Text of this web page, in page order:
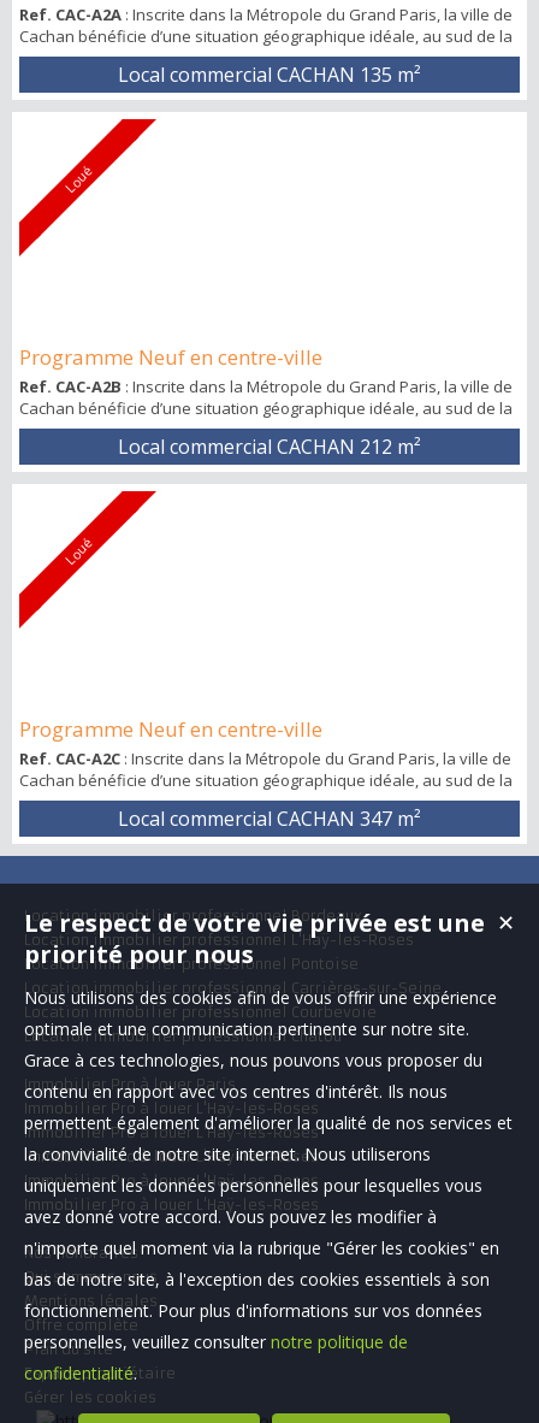
Ref. CAC-A2A : Inscrite dans la Métropole du Grand Paris, la ville de
Cachan bénéficie d’une situation géographique idéale, au sud de la
capitale et à seulement 3 km de la porte d’Orléans. Cachan, ville
citoyenne et éco-responsable (gestion de l’eau et des déchets,
aménagement urbain, « Ferme à la ville », « Fête des Jardins », etc.)
dispose d’un patrimoine naturel très riche. L’Avant Scène est situé
Local commercial CACHAN 135 m²
Loué
Programme Neuf en centre-ville
Ref. CAC-A2B : Inscrite dans la Métropole du Grand Paris, la ville de
Cachan bénéficie d’une situation géographique idéale, au sud de la
capitale et à seulement 3 km de la porte d’Orléans. Cachan, ville
citoyenne et éco-responsable (gestion de l’eau et des déchets,
aménagement urbain, « Ferme à la ville », « Fête des Jardins », etc.)
dispose d’un patrimoine naturel très riche. L’Avant Scène est situé ...
Local commercial CACHAN 212 m²
Loué
Programme Neuf en centre-ville
Ref. CAC-A2C : Inscrite dans la Métropole du Grand Paris, la ville de
Cachan bénéficie d’une situation géographique idéale, au sud de la
capitale et à seulement 3 km de la porte d’Orléans. Cachan, ville
citoyenne et éco-responsable (gestion de l’eau et des déchets,
aménagement urbain, « Ferme à la ville », « Fête des Jardins », etc.)
Local commercial CACHAN 347 m²
Location immobilier professionnel Bordeaux
Location immobilier professionnel L'Haÿ-les-Roses
Location immobilier professionnel Pontoise
Location immobilier professionnel Carrières-sur-Seine
Location immobilier professionnel Courbevoie
Location immobilier professionnel Chatou
Immobilier Pro à louer Paris
Immobilier Pro à louer L'Haÿ-les-Roses
Immobilier Pro à louer L'Haÿ-les-Roses
Immobilier Pro à louer L'Haÿ-les-Roses
Immobilier Pro à louer L'Haÿ-les-Roses
Immobilier Pro à louer L'Haÿ-les-Roses
Nos Honoraires
Qui sommes-nous
Mentions légales
Offre complète
Plan du site
Espace propriétaire
Gérer les cookies
✕
Le respect de votre vie privée est une
priorité pour nous
Nous utilisons des cookies afin de vous offrir une expérience
optimale et une communication pertinente sur notre site.
Grace à ces technologies, nous pouvons vous proposer du
contenu en rapport avec vos centres d'intérêt. Ils nous
permettent également d'améliorer la qualité de nos services et
la convivialité de notre site internet. Nous utiliserons
uniquement les données personnelles pour lesquelles vous
avez donné votre accord. Vous pouvez les modifier à
n'importe quel moment via la rubrique "Gérer les cookies" en
bas de notre site, à l'exception des cookies essentiels à son
fonctionnement. Pour plus d'informations sur vos données
personnelles, veuillez consulter notre politique de
confidentialité.